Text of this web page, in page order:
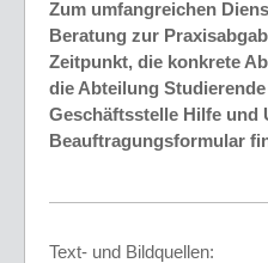
Zum umfangreichen
Beratung zur
Zeitpunkt, die konkrete
die Abteilung
Geschäftsstelle Hilfe und
Beauftragungsformular
Text- und Bildquellen: